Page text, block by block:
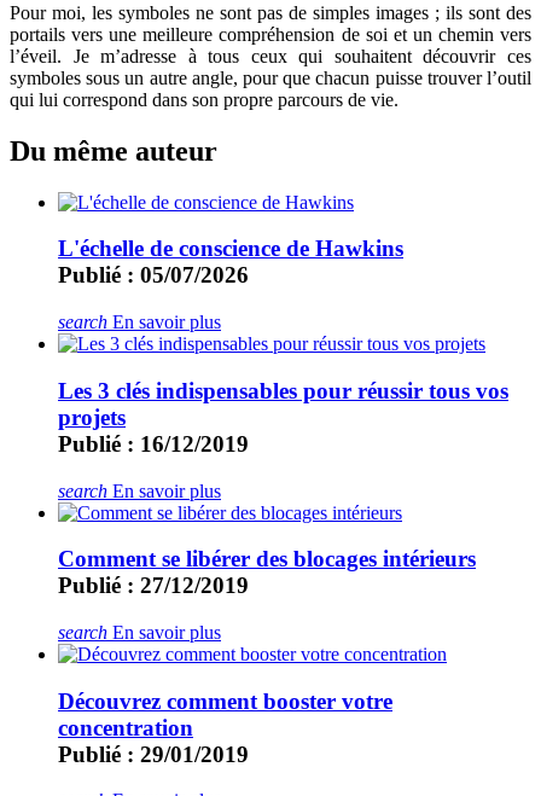
Pour moi, les symboles ne sont pas de simples images ; ils sont des
portails vers une meilleure compréhension de soi et un chemin vers
l’éveil. Je m’adresse à tous ceux qui souhaitent découvrir ces
symboles sous un autre angle, pour que chacun puisse trouver l’outil
qui lui correspond dans son propre parcours de vie.
Du même auteur
L'échelle de conscience de Hawkins
Publié : 05/07/2026
search En savoir plus
Les 3 clés indispensables pour réussir tous vos
projets
Publié : 16/12/2019
search En savoir plus
Comment se libérer des blocages intérieurs
Publié : 27/12/2019
search En savoir plus
Découvrez comment booster votre
concentration
Publié : 29/01/2019